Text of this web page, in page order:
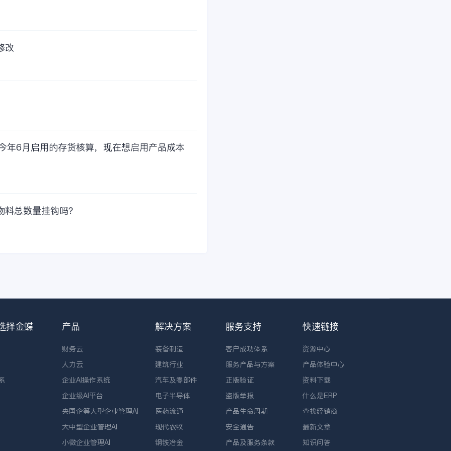
改
年6月启用的存货核算，现在想启用产品成本
总数量挂钩吗？
择金蝶 产品
财务云
人力云
企业AI操作系统
企业级AI平台
央国企等大型企业管理AI
大中型企业管理AI
小微企业管理AI
解决方案
装备制造
建筑行业
汽车及零部件
电子半导体
医药流通
现代农牧
钢铁冶金
服务支持
客户成功体系
服务产品与方案
正版验证
盗版举报
产品生命周期
安全通告
产品及服务条款
快速链接
资源中心
产品体验中心
资料下载
什么是ERP
查找经销商
最新文章
知识问答